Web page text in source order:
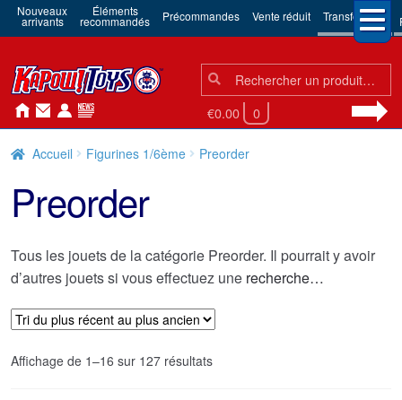
Nouveaux
arrivants
Éléments
recommandés Précommandes Vente réduit Transformers
Chercher:
Chercher
€0.00 0
Accueil Figurines 1/6ème Preorder
Preorder
Tous les jouets de la catégorie Preorder. Il pourrait y avoir
d’autres jouets si vous effectuez une recherche…
Affichage de 1–16 sur 127 résultatsTrié